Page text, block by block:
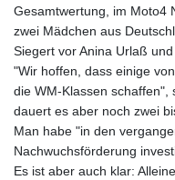
Gesamtwertung, im Moto4
zwei Mädchen aus
Siegert vor Anina Urlaß
"Wir hoffen, dass einige
die WM-Klassen schaffen",
dauert es aber noch zwei
Man habe "in den
Nachwuchsförderung
Es ist aber auch klar: